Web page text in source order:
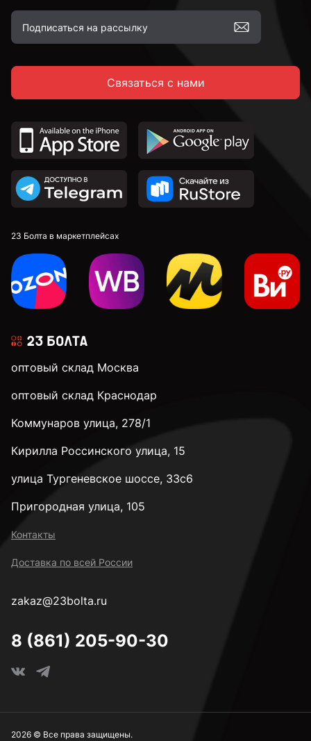
Связаться с нами
23 Болта в маркетплейсах
оптовый склад Москва
оптовый склад Краснодар
Коммунаров улица, 278/1
Кирилла Россинского улица, 15
улица Тургеневское шоссе, 33с6
Пригородная улица, 105
Контакты
Доставка по всей России
zakaz@23bolta.ru
8 (861) 205-90-30
2026 © Все права защищены.